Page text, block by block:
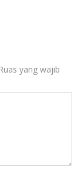
Ruas yang wajib